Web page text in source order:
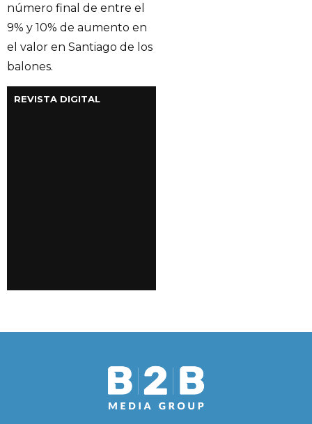
número final de entre el
9% y 10% de aumento en
el valor en Santiago de los
balones.
REVISTA DIGITAL